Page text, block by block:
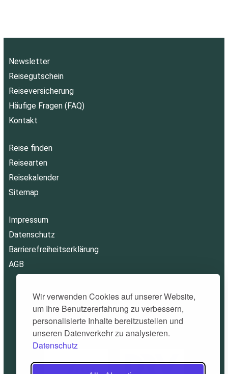
Wir verwenden Cookies auf unserer Website,
um Ihre Benutzererfahrung zu verbessern,
personalisierte Inhalte bereitzustellen und
unseren Datenverkehr zu analysieren.
Datenschutz
Newsletter
Reisegutschein
Reiseversicherung
Häufige Fragen (FAQ)
Kontakt
Reise finden
Reisearten
Reisekalender
Sitemap
Impressum
Datenschutz
Barrierefreiheitserklärung
AGB